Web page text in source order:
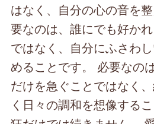
はなく、自分の心の音を
要なのは、誰にでも好か
ではなく、自分にふさわ
めることです。 必要なの
だけを急ぐことではなく
く日々の調和を想像する